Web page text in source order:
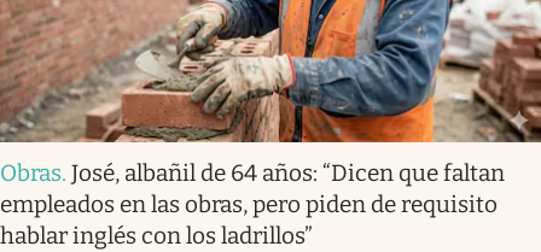
Obras. José, albañil de 64 años: “Dicen que faltan
empleados en las obras, pero piden de requisito
hablar inglés con los ladrillos”